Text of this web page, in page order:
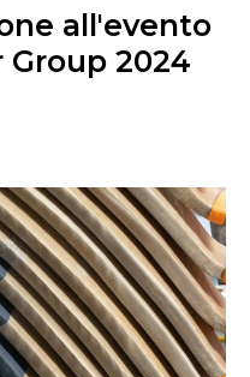
all'evento
2024